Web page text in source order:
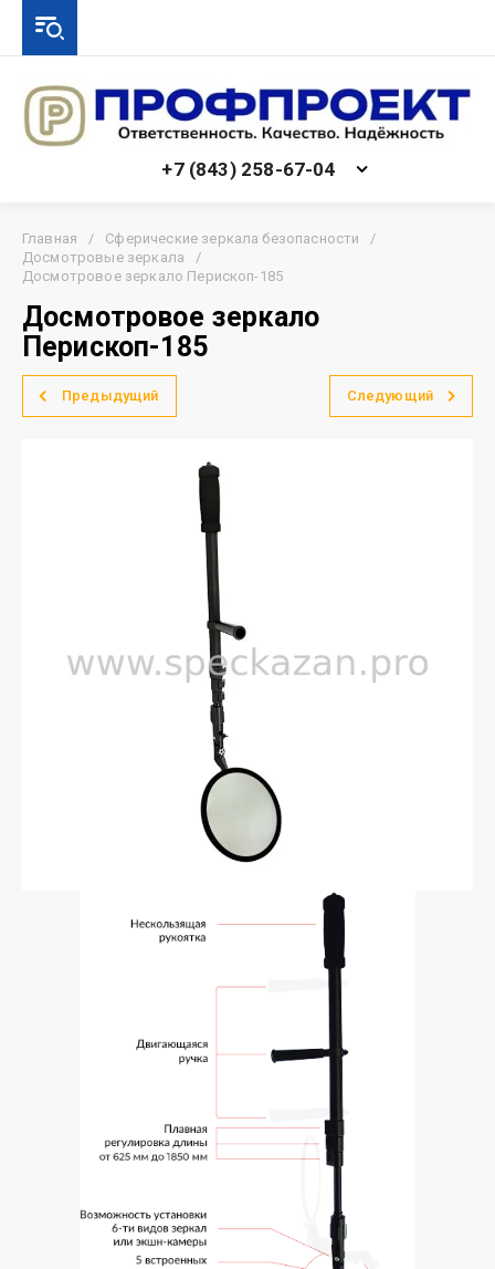
+7 (843) 258-67-04
Главная / Сферические зеркала безопасности
/
Досмотровые зеркала
/
Досмотровое зеркало Перископ-185
Досмотровое зеркало
Перископ-185
Предыдущий Следующий